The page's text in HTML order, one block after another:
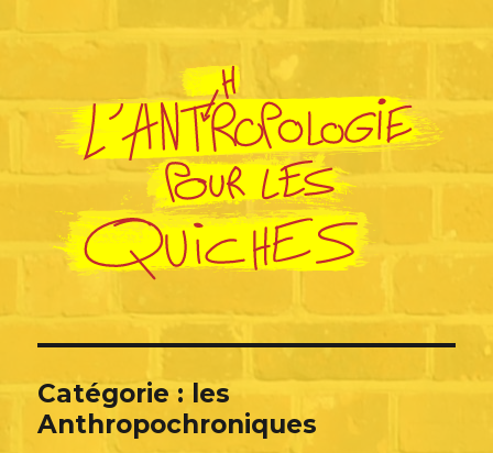
L'Anthropologie pour les Quiches
Catégorie : les
Anthropochroniques